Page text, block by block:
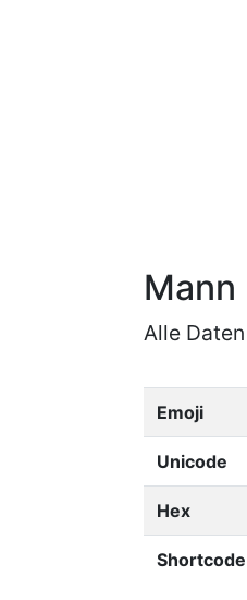
Mann
Alle
Emoji
Unicode
Hex
Shortcode